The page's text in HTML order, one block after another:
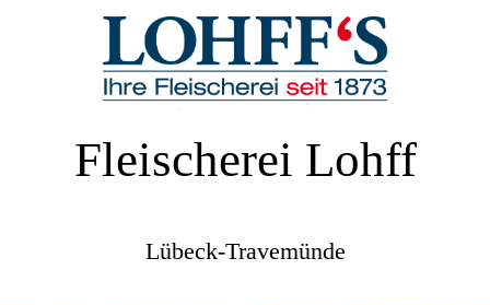
Fleischerei Lohff
Lübeck-Travemünde